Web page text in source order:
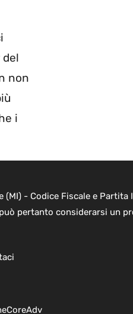
del
non
i
- Codice Fiscale e Partita
pertanto considerarsi un